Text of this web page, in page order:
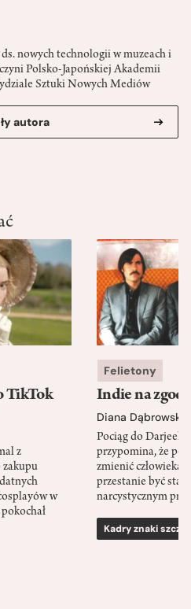
nowych technologii w muzeach i
Polsko-Japońskiej Akademii
Sztuki Nowych Mediów
autora
TikTok
z
zakupu
w
Felietony
Indie na
Diana Dąbrowska
Pociąg do
przypomina, że
zmienić człowieka
przestanie być
narcystycznym
Kadry znaki